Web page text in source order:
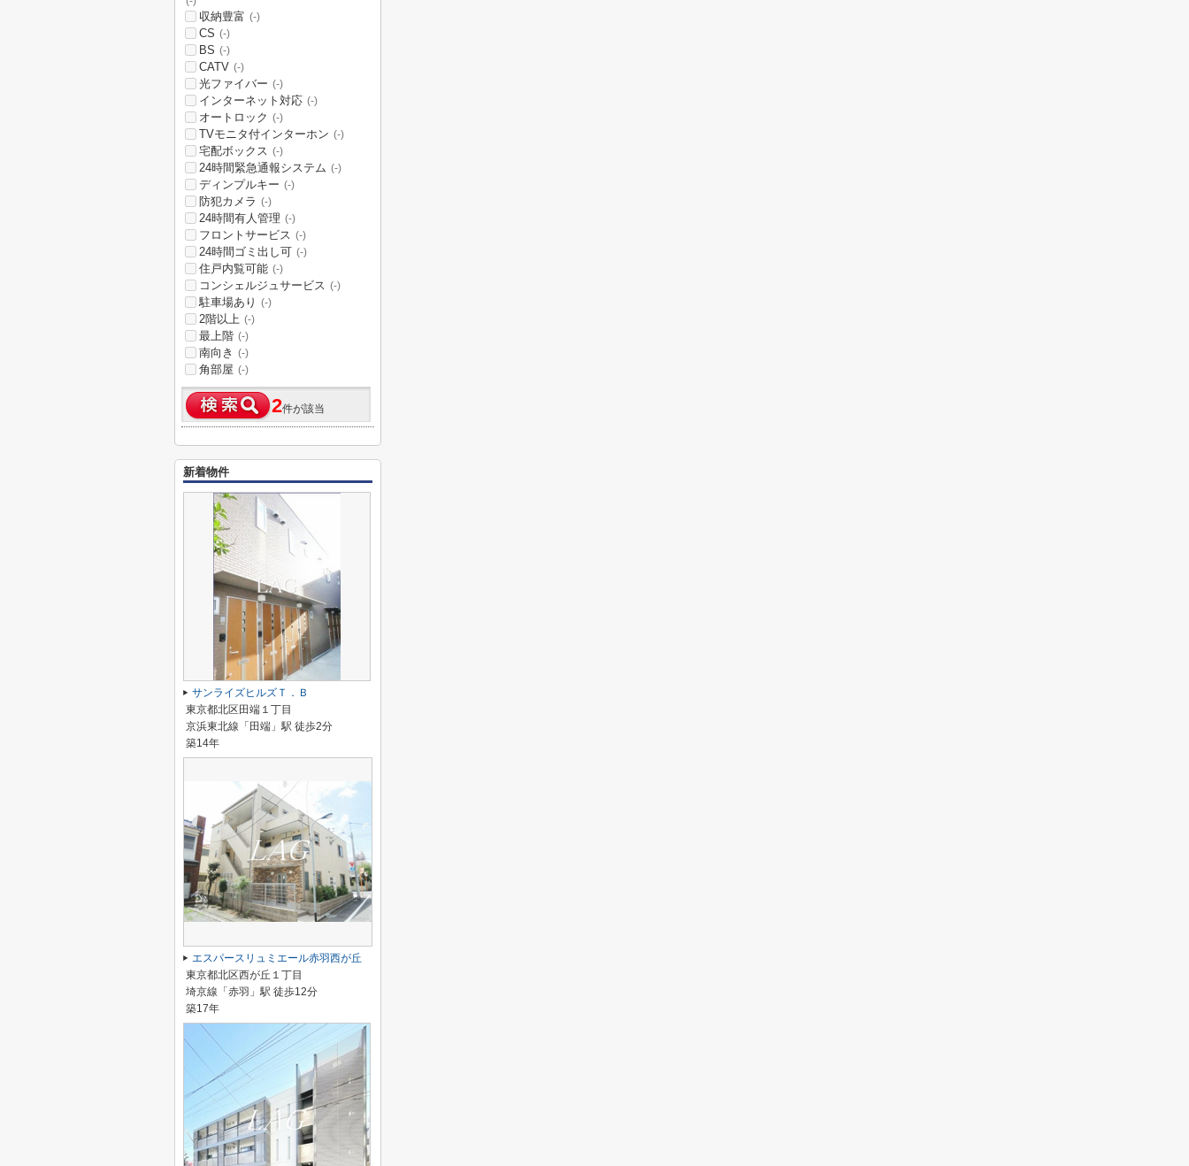
収納豊富 (-)
CS (-)
BS (-)
CATV (-)
光ファイバー (-)
インターネット対応 (-)
オートロック (-)
TVモニタ付インターホン (-)
宅配ボックス (-)
24時間緊急通報システム (-)
ディンプルキー (-)
防犯カメラ (-)
24時間有人管理 (-)
フロントサービス (-)
24時間ゴミ出し可 (-)
住戸内覧可能 (-)
コンシェルジュサービス (-)
駐車場あり (-)
2階以上 (-)
最上階 (-)
南向き (-)
角部屋 (-)
2件が該当
新着物件
サンライズヒルズＴ．Ｂ
東京都北区田端１丁目
京浜東北線「田端」駅 徒歩2分
築14年
エスパースリュミエール赤羽西が丘
東京都北区西が丘１丁目
埼京線「赤羽」駅 徒歩12分
築17年